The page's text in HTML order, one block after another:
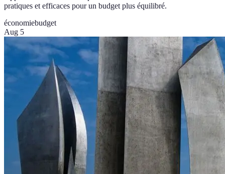
pratiques et efficaces pour un budget plus équilibré.
économiebudget
Aug 5